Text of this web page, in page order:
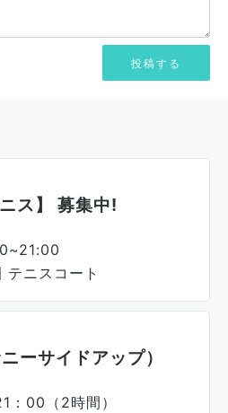
ニス】 募集中!
テニスコート
ーサイドアップ）
：00（2時間）